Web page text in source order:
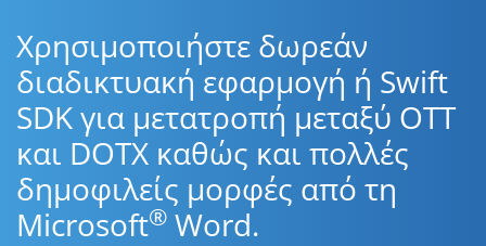
Χρησιμοποιήστε δωρεάν
διαδικτυακή εφαρμογή ή Swift
SDK για μετατροπή μεταξύ OTT
και DOTX καθώς και πολλές
δημοφιλείς μορφές από τη
Microsoft® Word.